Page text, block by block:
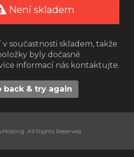
Není skladem
součastnosti skladem, takže
byly dočasně
informací nás kontaktujte.
& try again
All Rights Reserved.